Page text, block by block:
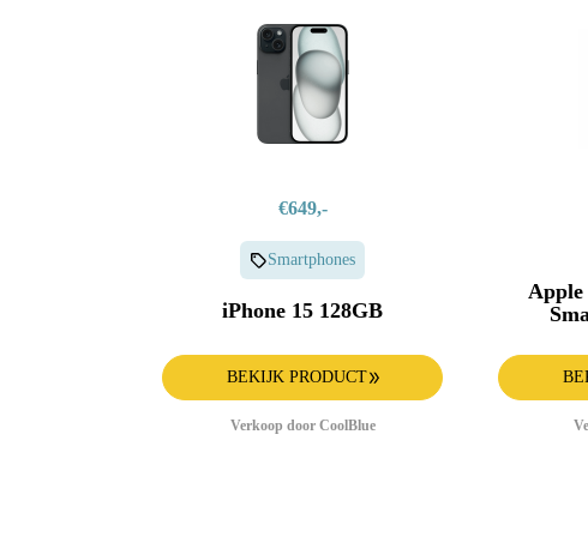
€649,-
Smartphones
iPhone 15 128GB
BEKIJK PRODUCT
Verkoop door CoolBlue
Apple